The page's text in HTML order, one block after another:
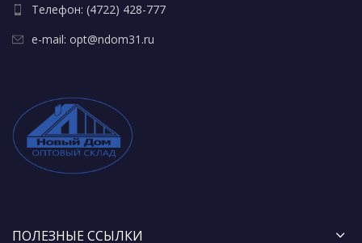
Телефон: (4722) 428-777
e-mail: opt@ndom31.ru
ПОЛЕЗНЫЕ ССЫЛКИ